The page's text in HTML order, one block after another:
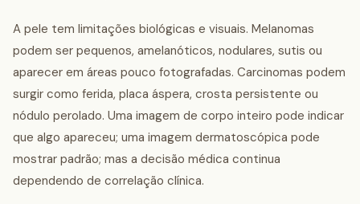
A pele tem limitações biológicas e visuais. Melanomas
podem ser pequenos, amelanóticos, nodulares, sutis ou
aparecer em áreas pouco fotografadas. Carcinomas podem
surgir como ferida, placa áspera, crosta persistente ou
nódulo perolado. Uma imagem de corpo inteiro pode indicar
que algo apareceu; uma imagem dermatoscópica pode
mostrar padrão; mas a decisão médica continua
dependendo de correlação clínica.